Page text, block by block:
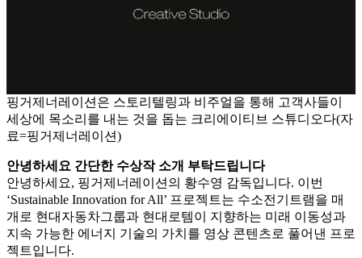
핑거제너레이션은 스토리텔링과 비주얼을 통해 고객사들이
세상에 목소리를 내는 것을 돕는 크리에이티브 스튜디오다(자
료=핑거제너레이션)
안녕하세요 간단한 수상작 소개 부탁드립니다
안녕하세요, 핑거제너레이션의 황수영 감독입니다. 이번
‘Sustainable Innovation for All’ 프로젝트는 수소전기트램을 매
개로 현대자동차그룹과 현대로템이 지향하는 미래 이동성과
지속 가능한 에너지 기술의 가치를 영상 콘텐츠로 풀어낸 프로
젝트입니다.